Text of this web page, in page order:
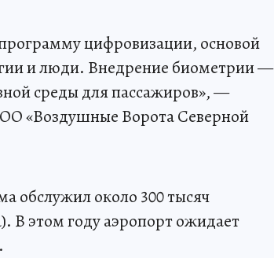
цифровизации, основой
и люди. Внедрение биометрии —
среды для пассажиров», —
«Воздушные Ворота Северной
обслужил около 300 тысяч
В этом году аэропорт ожидает